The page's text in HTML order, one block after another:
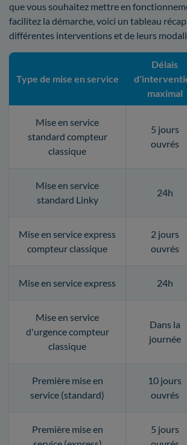
que vous souhaitez mettre en
facilitez la démarche, voici un tableau
différentes interventions et de leurs
Type de mise en service
Délais
maximal
Mise en service
standard compteur
classique
5 jours
ouvrés
Mise en service
standard Linky
24h
Mise en service express
compteur classique
2 jours
ouvrés
Mise en service express 24h
Mise en service
d'urgence compteur
classique
Dans la
journée
Première mise en
service (standard)
10 jours
ouvrés
Première mise en
5 jours